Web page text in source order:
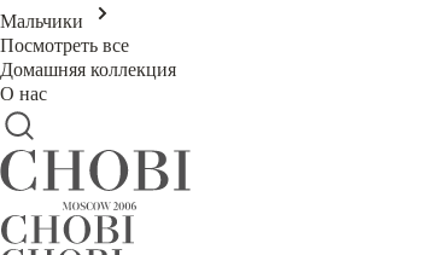
Мальчики
Посмотреть все
Домашняя коллекция
О нас